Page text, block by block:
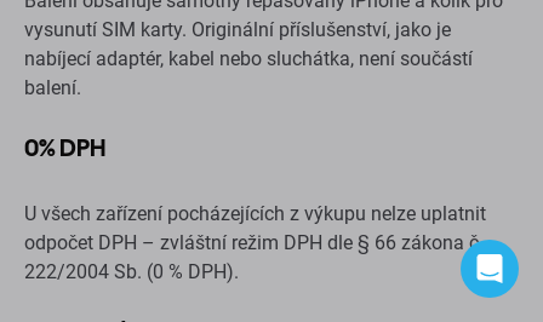
vysunutí SIM karty. Originální příslušenství, jako je
nabíjecí adaptér, kabel nebo sluchátka, není součástí
balení.
0% DPH
U všech zařízení pocházejících z výkupu nelze uplatnit
odpočet DPH – zvláštní režim DPH dle § 66 zákona č.
222/2004 Sb. (0 % DPH).